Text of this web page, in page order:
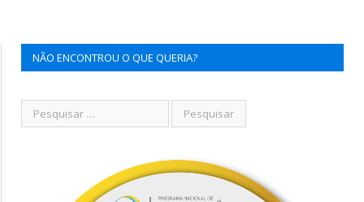
NÃO ENCONTROU O QUE QUERIA?